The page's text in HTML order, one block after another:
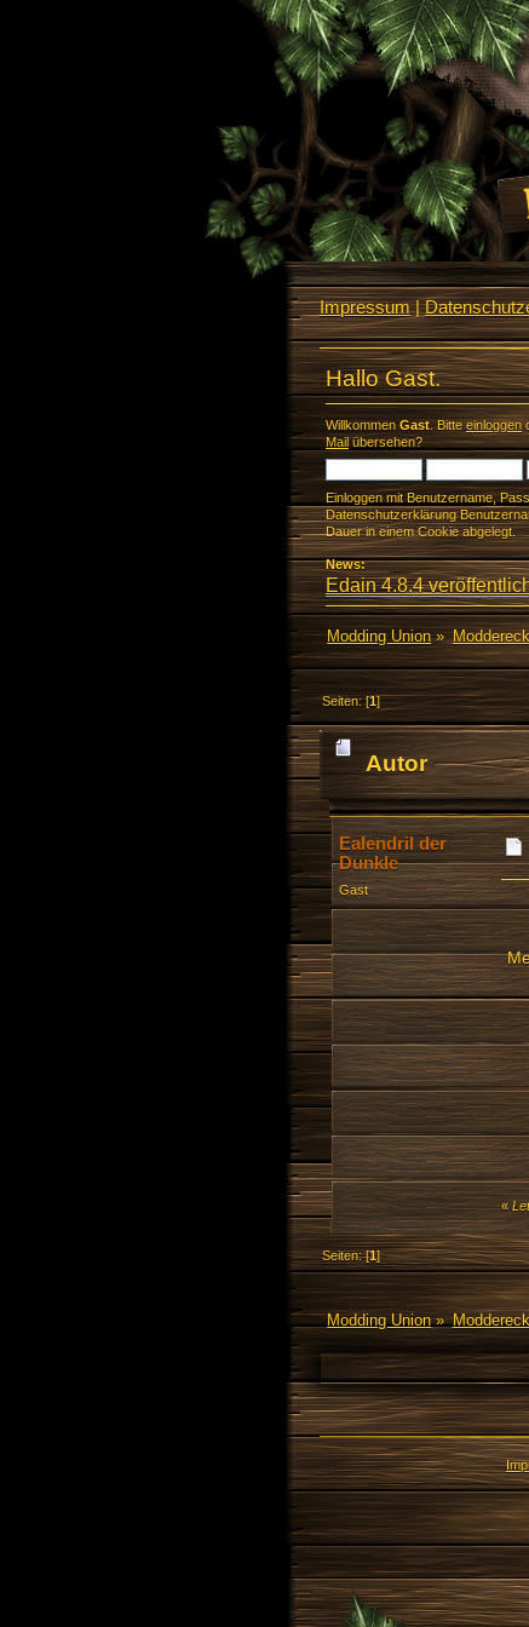
Impressum|
Hallo Gast.
Willkommen Gast. Bitte einloggen
Mailübersehen?
Einloggen mit Benutzername,
Datenschutzerklärung
Dauer in einem Cookie abgelegt.
News:
Edain 4.8.4
Modding Union»
Seiten: [1]
Autor
Ealendril der
Dunkle
Gast
«
Seiten: [1]
Modding Union»